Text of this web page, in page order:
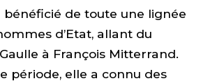
bénéficié de toute une lignée
d’Etat, allant du
à François Mitterrand.
période, elle a connu des